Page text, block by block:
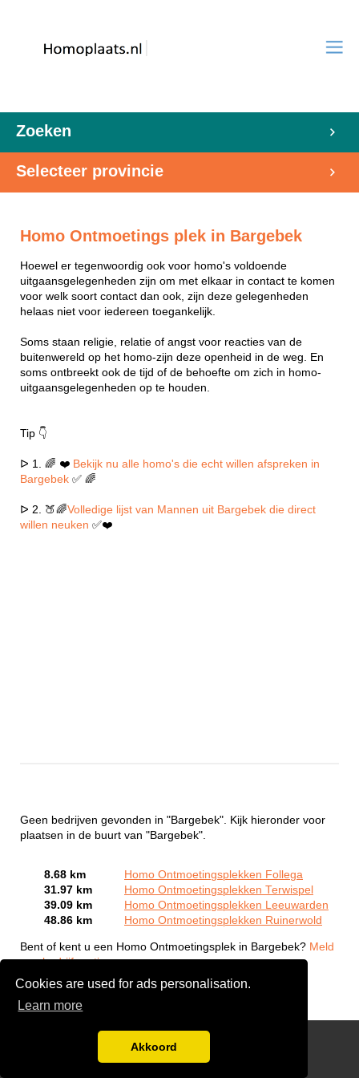
Cookies are used for ads personalisation.
Learn more
Akkoord
Zoeken
Selecteer provincie
Homo Ontmoetings plek in Bargebek
Hoewel er tegenwoordig ook voor homo's voldoende
uitgaansgelegenheden zijn om met elkaar in contact te komen
voor welk soort contact dan ook, zijn deze gelegenheden
helaas niet voor iedereen toegankelijk.
Soms staan religie, relatie of angst voor reacties van de
buitenwereld op het homo-zijn deze openheid in de weg. En
soms ontbreekt ook de tijd of de behoefte om zich in homo-
uitgaansgelegenheden op te houden.
Tip 👇
ᐅ 1. 🌈 ❤️ Bekijk nu alle homo's die echt willen afspreken in
Bargebek ✅ 🌈
ᐅ 2. 🍑🌈Volledige lijst van Mannen uit Bargebek die direct
willen neuken ✅❤️
Geen bedrijven gevonden in "Bargebek". Kijk hieronder voor
plaatsen in de buurt van "Bargebek".
8.68 km
Homo Ontmoetingsplekken Follega
31.97 km
Homo Ontmoetingsplekken Terwispel
39.09 km
Homo Ontmoetingsplekken Leeuwarden
48.86 km
Homo Ontmoetingsplekken Ruinerwold
Bent of kent u een Homo Ontmoetingsplek in Bargebek? Meld
een bedrijf gratis aan